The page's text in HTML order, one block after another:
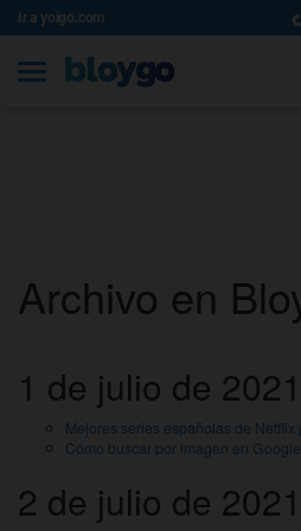
Ir a yoigo.com
Archivo en
1 de julio de 2021
Mejores series españolas de
Cómo buscar por imagen en
2 de julio de 2021